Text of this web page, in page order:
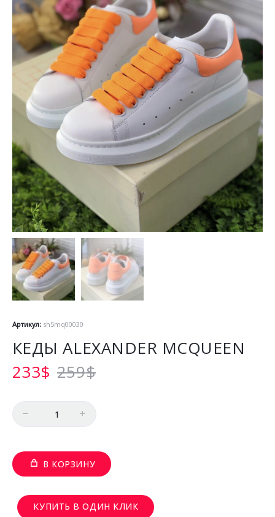
Артикул: sh5mq00030
КЕДЫ ALEXANDER MCQUEEN
259$
233$
В КОРЗИНУ
КУПИТЬ В ОДИН КЛИК